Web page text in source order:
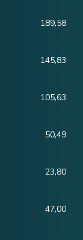
189,58
145,83
105,63
50,49
23,80
47,00